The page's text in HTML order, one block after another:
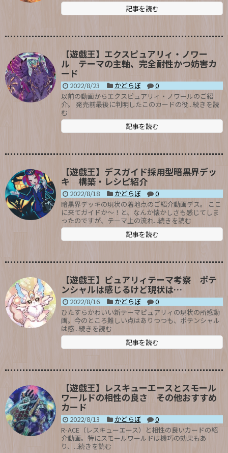
記事を読む
【遊戯王】エクスピュアリィ・ノワー
ル テーマの主軸、完全耐性かつ妨害カ
ード
2022/8/23 かどらぼ
0
以前の動画からエクスピュアリィ・ノワールのご紹
介。 発売前最後に判明したこのカードの役...続きを読
む
記事を読む
【遊戯王】デスガイド採用型暗黒界デッ
キ 構築・レシピ紹介
2022/8/18 かどらぼ
0
暗黒界デッキの現状の着地点のご紹介動画デス。 ここ
に来てガイドか～！と、なんか懐かしさも感じてしま
ったのですが、テーマ上の流れ...続きを読む
記事を読む
【遊戯王】ピュアリィテーマ考察 ポテ
ンシャルは感じるけど現状は…
2022/8/16 かどらぼ
0
ひたすらかわいい新テーマピュアリィの現状の所感動
画。今のところ難しい点はありつつも、ポテンシャル
は感...続きを読む
記事を読む
【遊戯王】レスキューエースとスモール
ワールドの相性の良さ その他おすすめ
カード
2022/8/13 かどらぼ
0
R-ACE（レスキューエース）と相性の良いカードの紹
介動画。特にスモールワールドは機巧の効果もあ
り、...続きを読む